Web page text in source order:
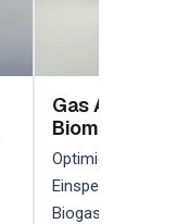
Gas Analyzer
Biomethan
Optimiert für die
Biogasanlagen